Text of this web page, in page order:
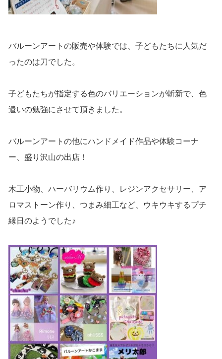
バルーンアートの販売や体験では、子どもたちに人気だ
ったのは刀でした。
子どもたちが指定する色のバリエーションが斬新で、色
遣いの勉強にさせて頂きました。
バルーンアートの他にハンドメイド作品や体験コーナ
ー、盛り沢山の出店！
木工小物、ハーバリウム作り、レジンアクセサリー、ア
ロマストーン作り、つまみ細工など、ウキウキするプチ
縁日のようでした♪